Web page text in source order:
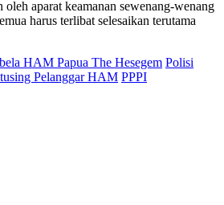
aparat keamanan sewenang-wenang
harus terlibat selesaikan terutama
HAM Papua The Hesegem Polisi
Pelanggar HAM PPPI